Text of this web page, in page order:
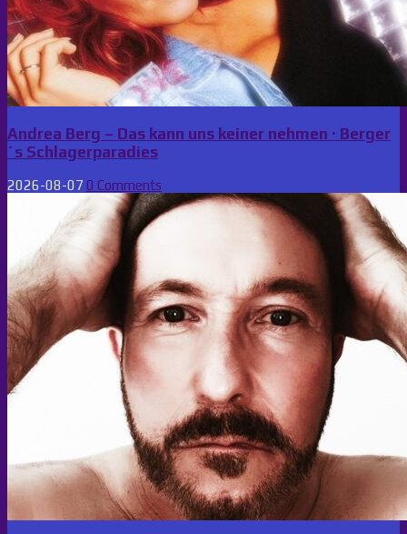
Andrea Berg – Das kann uns keiner nehmen · Berger
´s Schlagerparadies
2026-08-07 0 Comments